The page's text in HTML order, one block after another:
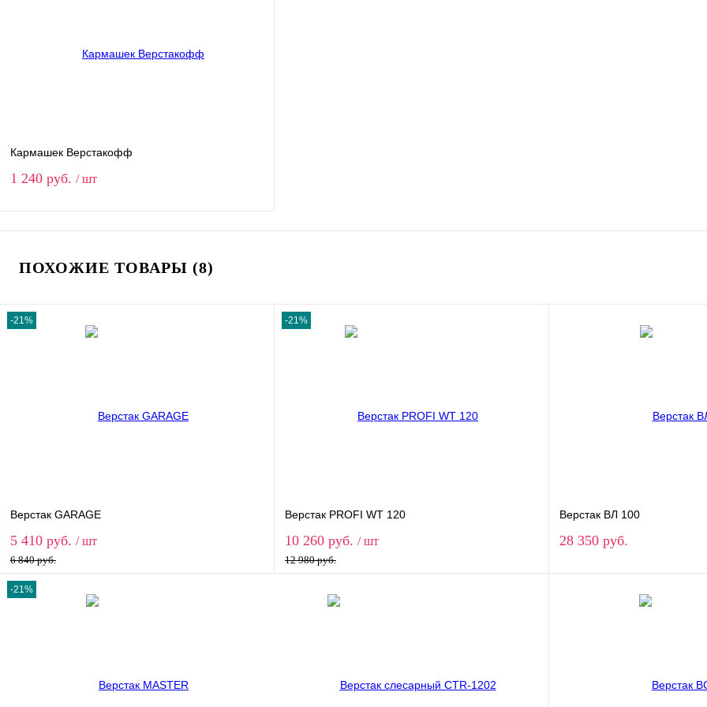
Кармашек Верстакофф
1 240 руб. / шт
В избранное
ПОХОЖИЕ ТОВАРЫ (8)
-21%
Верстак GARAGE
5 410 руб. / шт
6 840 руб.
-21%
Верстак PROFI WT 120
10 260 руб. / шт
12 980 руб.
Верстак ВЛ 100
28 350 руб.
-21%